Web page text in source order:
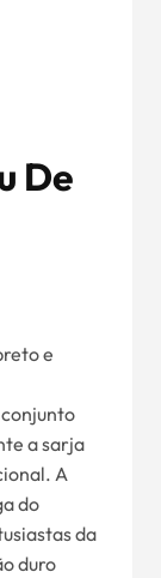
De
e
a sarja
A
do
da
duro